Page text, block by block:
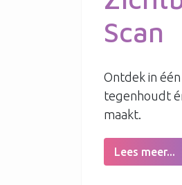
Scan
Ontdek in
tegenhoudt
maakt.
Lees meer...